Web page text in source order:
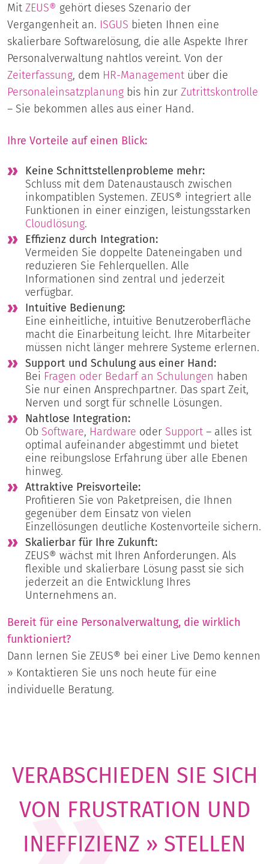
Mit ZEUS® gehört dieses Szenario der
Vergangenheit an. ISGUS bieten Ihnen eine
skalierbare Softwarelösung, die alle Aspekte Ihrer
Personalverwaltung nahtlos vereint. Von der
Zeiterfassung, dem HR-Management über die
Personaleinsatzplanung bis hin zur Zutrittskontrolle
– Sie bekommen alles aus einer Hand.
Ihre Vorteile auf einen Blick:
Keine Schnittstellenprobleme mehr:
Schluss mit dem Datenaustausch zwischen
inkompatiblen Systemen. ZEUS® integriert alle
Funktionen in einer einzigen, leistungsstarken
Cloudlösung.
Effizienz durch Integration:
Vermeiden Sie doppelte Dateneingaben und
reduzieren Sie Fehlerquellen. Alle
Informationen sind zentral und jederzeit
verfügbar.
Intuitive Bedienung:
Eine einheitliche, intuitive Benutzeroberfläche
macht die Einarbeitung leicht. Ihre Mitarbeiter
müssen nicht länger mehrere Systeme erlernen.
Support und Schulung aus einer Hand:
Bei Fragen oder Bedarf an Schulungen haben
Sie nur einen Ansprechpartner. Das spart Zeit,
Nerven und sorgt für schnelle Lösungen.
Nahtlose Integration:
Ob Software, Hardware oder Support – alles ist
optimal aufeinander abgestimmt und bietet
eine reibungslose Erfahrung über alle Ebenen
hinweg.
Attraktive Preisvorteile:
Profitieren Sie von Paketpreisen, die Ihnen
gegenüber dem Einsatz von vielen
Einzellösungen deutliche Kostenvorteile sichern.
Skalierbar für Ihre Zukunft:
ZEUS® wächst mit Ihren Anforderungen. Als
flexible und skalierbare Lösung passt sie sich
jederzeit an die Entwicklung Ihres
Unternehmens an.
Bereit für eine Personalverwaltung, die wirklich
funktioniert?
Dann lernen Sie ZEUS® bei einer Live Demo kennen
» Kontaktieren Sie uns noch heute für eine
individuelle Beratung.
VERABSCHIEDEN SIE SICH
VON FRUSTRATION UND
INEFFIZIENZ » STELLEN